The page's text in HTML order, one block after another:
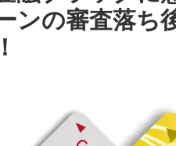
ンの審査落ち